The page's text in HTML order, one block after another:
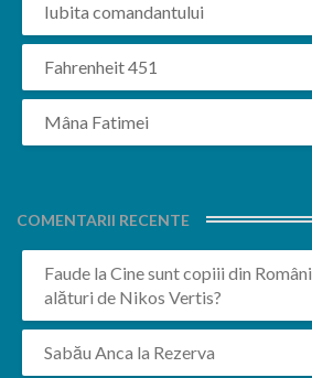
Iubita comandantului
Fahrenheit 451
Mâna Fatimei
COMENTARII RECENTE
Faude la Cine sunt copiii din
alături de Nikos Vertis?
Sabău Anca la Rezerva